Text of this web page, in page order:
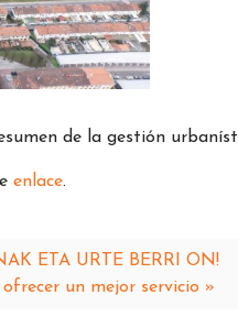
de la gestión
enlace.
ETA URTE BERRI ON!
un mejor servicio »